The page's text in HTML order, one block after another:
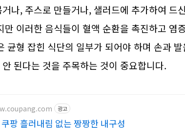
나, 주스로 만들거나, 샐러드에 추가하여 드
만 이러한 음식들이 혈액 순환을 촉진하고 염
균형 잡힌 식단의 일부가 되어야 하며 손과
된다는 것을 주목하는 것이 중요합니다.
광고
팡 흘러내림 없는 짱짱한 내구성